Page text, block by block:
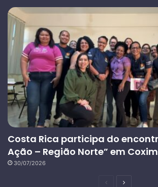
Costa Rica participa do
Ação – Região Norte” em Coxim
30/07/2026
PáginaPróxima